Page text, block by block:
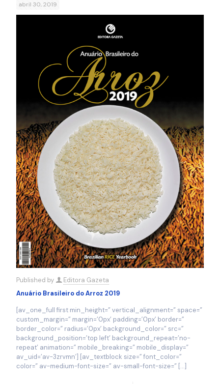
abril 30, 2019
Published by
Editora Gazeta
Anuário Brasileiro do Arroz 2019
[av_one_full first min_height=” vertical_alignment=” space=”
custom_margin=” margin=’0px’ padding=’0px’ border=”
border_color=” radius=’0px’ background_color=” src=”
background_position=’top left’ background_repeat=’no-
repeat’ animation=” mobile_breaking=” mobile_display=”
av_uid=’av-3zrvmn’] [av_textblock size=” font_color=”
color=” av-medium-font-size=” av-small-font-size=” […]